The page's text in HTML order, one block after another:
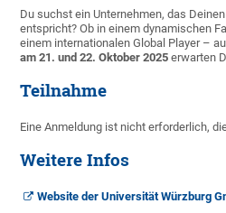
Du suchst ein Unternehmen, das
entspricht? Ob in einem dynamischen
einem internationalen Global Player –
am 21. und 22. Oktober 2025 erwarten
Teilnahme
Eine Anmeldung ist nicht erforderlich,
Weitere Infos
Website der Universität Würzburg